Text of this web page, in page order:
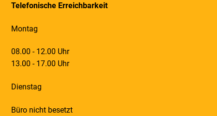
Telefonische Erreichbarkeit
Montag
08.00 - 12.00 Uhr
13.00 - 17.00 Uhr
Dienstag
Büro nicht besetzt